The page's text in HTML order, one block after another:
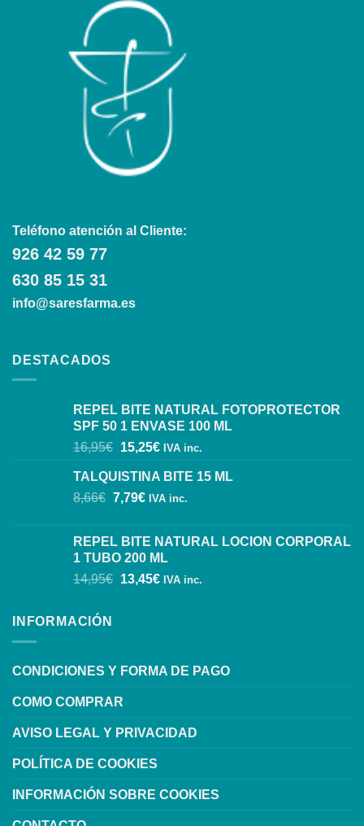
Teléfono atención al Cliente:
926 42 59 77
630 85 15 31
info@saresfarma.es
DESTACADOS
REPEL BITE NATURAL FOTOPROTECTOR
SPF 50 1 ENVASE 100 ML
16,95€ 15,25€ IVA inc.
TALQUISTINA BITE 15 ML
8,66€ 7,79€ IVA inc.
REPEL BITE NATURAL LOCION CORPORAL
1 TUBO 200 ML
14,95€ 13,45€ IVA inc.
INFORMACIÓN
CONDICIONES Y FORMA DE PAGO
COMO COMPRAR
AVISO LEGAL Y PRIVACIDAD
POLÍTICA DE COOKIES
INFORMACIÓN SOBRE COOKIES